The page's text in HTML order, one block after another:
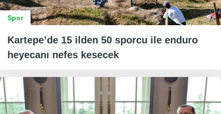
Spor
Kartepe’de 15 ilden 50 sporcu ile enduro
heyecanı nefes kesecek